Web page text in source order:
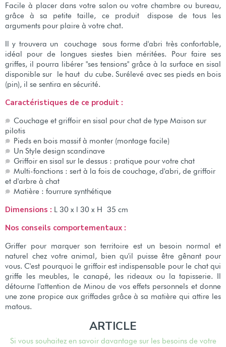
Facile à placer dans votre salon ou votre chambre ou bureau,
grâce à sa petite taille, ce produit dispose de tous les
arguments pour plaire à votre chat.
Il y trouvera un couchage sous forme d'abri très confortable,
idéal pour de longues siestes bien méritées. Pour faire ses
griffes, il pourra libérer "ses tensions" grâce à la surface en sisal
disponible sur le haut du cube. Surélevé avec ses pieds en bois
(pin), il se sentira en sécurité.
Caractéristiques de ce produit :
Couchage et griffoir en sisal pour chat de type Maison sur
pilotis
Pieds en bois massif à monter (montage facile)
Un Style design scandinave
Griffoir en sisal sur le dessus : pratique pour votre chat
Multi-fonctions : sert à la fois de couchage, d'abri, de griffoir
et d'arbre à chat
Matière : fourrure synthétique
Dimensions : L 30 x l 30 x H 35 cm
Nos conseils comportementaux :
Griffer pour marquer son territoire est un besoin normal et
naturel chez votre animal, bien qu'il puisse être gênant pour
vous. C'est pourquoi le griffoir est indispensable pour le chat qui
griffe les meubles, le canapé, les rideaux ou la tapisserie. Il
détourne l'attention de Minou de vos effets personnels et donne
une zone propice aux griffades grâce à sa matière qui attire les
matous.
ARTICLE
Si vous souhaitez en savoir davantage sur les besoins de votre